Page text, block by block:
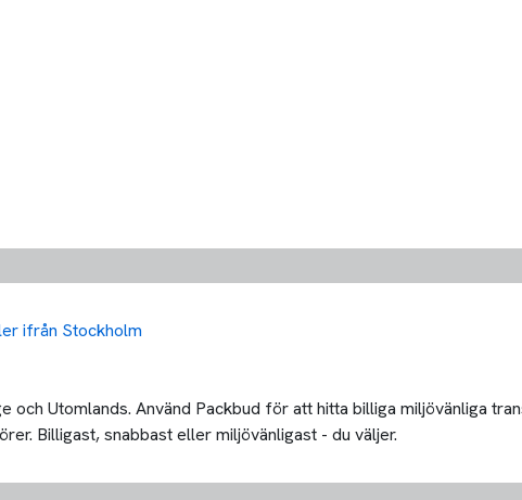
ifrån Stockholm
och Utomlands. Använd Packbud för att hitta billiga miljövänliga
Billigast, snabbast eller miljövänligast - du väljer.